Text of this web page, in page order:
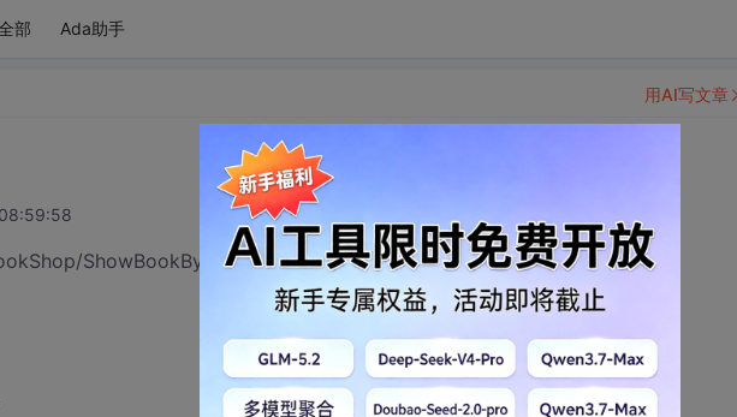
部 Ada助手
ShowBookByType.aspx?BookType=30
用AI写文章